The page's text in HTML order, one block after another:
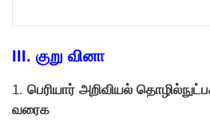
III. குறு வினா
1. பெரியார் அறிவியல்
வரைக